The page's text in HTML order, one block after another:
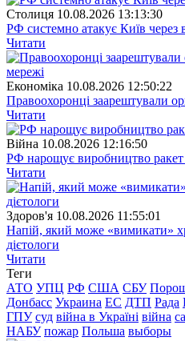
Столиця 10.08.2026 13:13:30
РФ системно атакує Київ через
Читати
Економіка 10.08.2026 12:50:22
Правоохоронці заарештували
Читати
Війна 10.08.2026 12:16:50
РФ нарощує виробництво ракет
Читати
Здоров'я 10.08.2026 11:55:01
Напій, який може «вимикати»
дієтологи
Читати
Теги
АТО УПЦ РФ США СБУ
Донбасс Украина ЕС ДТП Рада
ГПУ суд війна в Україні війна
НАБУ пожар Польша выборы